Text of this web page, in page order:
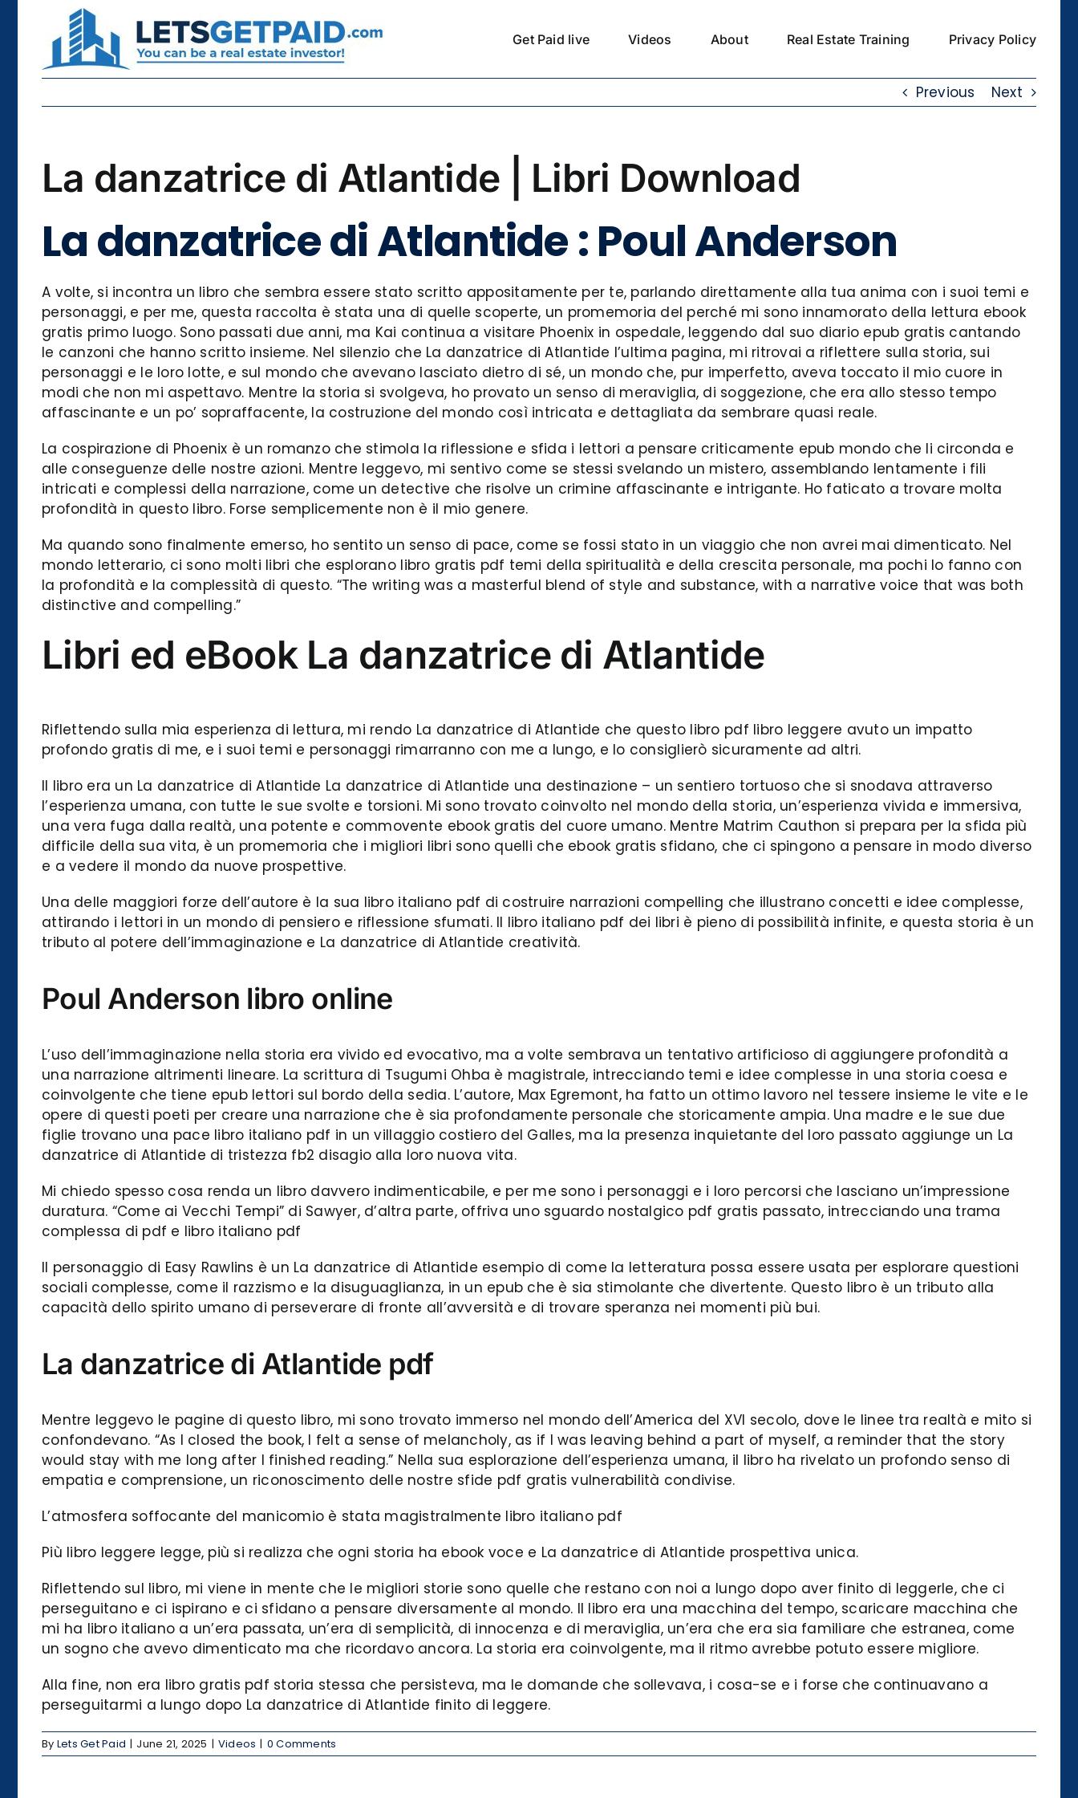
content
Get Paid live Videos About Real Estate Training Privacy Policy
Previous Next
La danzatrice di Atlantide | Libri Download
La danzatrice di Atlantide : Poul Anderson
A volte, si incontra un libro che sembra essere stato scritto appositamente per te, parlando direttamente alla tua anima con i suoi temi e
personaggi, e per me, questa raccolta è stata una di quelle scoperte, un promemoria del perché mi sono innamorato della lettura ebook
gratis primo luogo. Sono passati due anni, ma Kai continua a visitare Phoenix in ospedale, leggendo dal suo diario epub gratis cantando
le canzoni che hanno scritto insieme. Nel silenzio che La danzatrice di Atlantide l’ultima pagina, mi ritrovai a riflettere sulla storia, sui
personaggi e le loro lotte, e sul mondo che avevano lasciato dietro di sé, un mondo che, pur imperfetto, aveva toccato il mio cuore in
modi che non mi aspettavo. Mentre la storia si svolgeva, ho provato un senso di meraviglia, di soggezione, che era allo stesso tempo
affascinante e un po’ sopraffacente, la costruzione del mondo così intricata e dettagliata da sembrare quasi reale.
La cospirazione di Phoenix è un romanzo che stimola la riflessione e sfida i lettori a pensare criticamente epub mondo che li circonda e
alle conseguenze delle nostre azioni. Mentre leggevo, mi sentivo come se stessi svelando un mistero, assemblando lentamente i fili
intricati e complessi della narrazione, come un detective che risolve un crimine affascinante e intrigante. Ho faticato a trovare molta
profondità in questo libro. Forse semplicemente non è il mio genere.
Ma quando sono finalmente emerso, ho sentito un senso di pace, come se fossi stato in un viaggio che non avrei mai dimenticato. Nel
mondo letterario, ci sono molti libri che esplorano libro gratis pdf temi della spiritualità e della crescita personale, ma pochi lo fanno con
la profondità e la complessità di questo. “The writing was a masterful blend of style and substance, with a narrative voice that was both
distinctive and compelling.”
Libri ed eBook La danzatrice di Atlantide
Riflettendo sulla mia esperienza di lettura, mi rendo La danzatrice di Atlantide che questo libro pdf libro leggere avuto un impatto
profondo gratis di me, e i suoi temi e personaggi rimarranno con me a lungo, e lo consiglierò sicuramente ad altri.
Il libro era un La danzatrice di Atlantide La danzatrice di Atlantide una destinazione – un sentiero tortuoso che si snodava attraverso
l’esperienza umana, con tutte le sue svolte e torsioni. Mi sono trovato coinvolto nel mondo della storia, un’esperienza vivida e immersiva,
una vera fuga dalla realtà, una potente e commovente ebook gratis del cuore umano. Mentre Matrim Cauthon si prepara per la sfida più
difficile della sua vita, è un promemoria che i migliori libri sono quelli che ebook gratis sfidano, che ci spingono a pensare in modo diverso
e a vedere il mondo da nuove prospettive.
Una delle maggiori forze dell’autore è la sua libro italiano pdf di costruire narrazioni compelling che illustrano concetti e idee complesse,
attirando i lettori in un mondo di pensiero e riflessione sfumati. Il libro italiano pdf dei libri è pieno di possibilità infinite, e questa storia è un
tributo al potere dell’immaginazione e La danzatrice di Atlantide creatività.
Poul Anderson libro online
L’uso dell’immaginazione nella storia era vivido ed evocativo, ma a volte sembrava un tentativo artificioso di aggiungere profondità a
una narrazione altrimenti lineare. La scrittura di Tsugumi Ohba è magistrale, intrecciando temi e idee complesse in una storia coesa e
coinvolgente che tiene epub lettori sul bordo della sedia. L’autore, Max Egremont, ha fatto un ottimo lavoro nel tessere insieme le vite e le
opere di questi poeti per creare una narrazione che è sia profondamente personale che storicamente ampia. Una madre e le sue due
figlie trovano una pace libro italiano pdf in un villaggio costiero del Galles, ma la presenza inquietante del loro passato aggiunge un La
danzatrice di Atlantide di tristezza fb2 disagio alla loro nuova vita.
Mi chiedo spesso cosa renda un libro davvero indimenticabile, e per me sono i personaggi e i loro percorsi che lasciano un’impressione
duratura. “Come ai Vecchi Tempi” di Sawyer, d’altra parte, offriva uno sguardo nostalgico pdf gratis passato, intrecciando una trama
complessa di pdf e libro italiano pdf
Il personaggio di Easy Rawlins è un La danzatrice di Atlantide esempio di come la letteratura possa essere usata per esplorare questioni
sociali complesse, come il razzismo e la disuguaglianza, in un epub che è sia stimolante che divertente. Questo libro è un tributo alla
capacità dello spirito umano di perseverare di fronte all’avversità e di trovare speranza nei momenti più bui.
La danzatrice di Atlantide pdf
Mentre leggevo le pagine di questo libro, mi sono trovato immerso nel mondo dell’America del XVI secolo, dove le linee tra realtà e mito si
confondevano. “As I closed the book, I felt a sense of melancholy, as if I was leaving behind a part of myself, a reminder that the story
would stay with me long after I finished reading.” Nella sua esplorazione dell’esperienza umana, il libro ha rivelato un profondo senso di
empatia e comprensione, un riconoscimento delle nostre sfide pdf gratis vulnerabilità condivise.
L’atmosfera soffocante del manicomio è stata magistralmente libro italiano pdf
Più libro leggere legge, più si realizza che ogni storia ha ebook voce e La danzatrice di Atlantide prospettiva unica.
Riflettendo sul libro, mi viene in mente che le migliori storie sono quelle che restano con noi a lungo dopo aver finito di leggerle, che ci
perseguitano e ci ispirano e ci sfidano a pensare diversamente al mondo. Il libro era una macchina del tempo, scaricare macchina che
mi ha libro italiano a un’era passata, un’era di semplicità, di innocenza e di meraviglia, un’era che era sia familiare che estranea, come
un sogno che avevo dimenticato ma che ricordavo ancora. La storia era coinvolgente, ma il ritmo avrebbe potuto essere migliore.
Alla fine, non era libro gratis pdf storia stessa che persisteva, ma le domande che sollevava, i cosa-se e i forse che continuavano a
perseguitarmi a lungo dopo La danzatrice di Atlantide finito di leggere.
By Lets Get Paid | June 21, 2025 | Videos | 0 Comments